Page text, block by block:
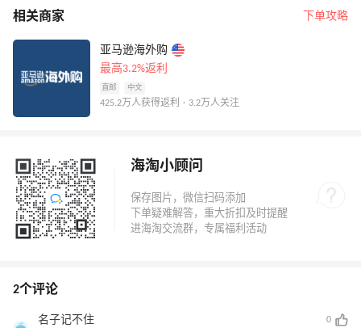
相关商家 下单攻略
亚马逊海外购
最高3.2%返利
直邮 中文
425.2万人获得返利 · 3.2万人关注
海淘小顾问
2个评论
名子记不住 0